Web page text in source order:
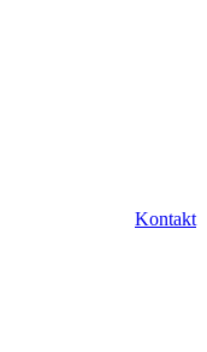
Kontakt